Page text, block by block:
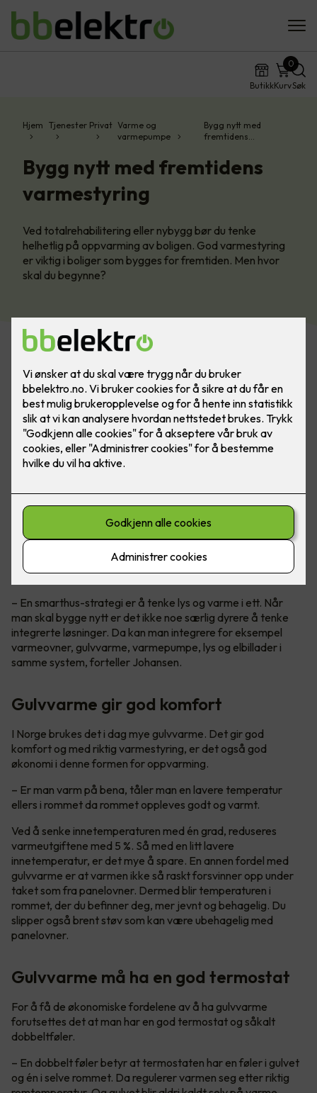
ButikkKurv
0
Søk
Hjem Tjenester Privat Varme og
varmepumpe
Bygg nytt med
fremtidens…
Bygg nytt med fremtidens
varmestyring
Ved totalrehabilitering eller nybygg bør du tenke
helhetlig på oppvarming av boligen. God varmestyring
er viktig i boliger som bygges for fremtiden. Men hvor
skal du begynne?
Smarthus med alt integrert
Teknisk sjef i Micro Matic, Petter Johansen, anbefaler alle å
når man bygger nytt og kan planlegge alt fra
begynnelsen for en god driftsøkonomi.
– En smarthus-strategi er å tenke lys og varme i ett. Når
man skal bygge nytt er det ikke noe særlig dyrere å tenke
integrerte løsninger. Da kan man integrere for eksempel
varmeovner, gulvvarme, varmepumpe, lys og elbillader i
samme system, forteller Johansen.
Gulvvarme gir god komfort
I Norge brukes det i dag mye gulvvarme. Det gir god
komfort og med riktig varmestyring, er det også god
økonomi i denne formen for oppvarming.
– Er man varm på bena, tåler man en lavere temperatur
ellers i rommet da rommet oppleves godt og varmt.
Ved å senke innetemperaturen med én grad, reduseres
varmeutgiftene med 5 %. Så med en litt lavere
innetemperatur, er det mye å spare. En annen fordel med
gulvvarme er at varmen ikke så raskt forsvinner opp under
taket som fra panelovner. Dermed blir temperaturen i
rommet, der du befinner deg, mer jevnt og behagelig. Du
slipper også brent støv som kan være ubehagelig med
panelovner.
Gulvvarme må ha en god termostat
For å få de økonomiske fordelene av å ha gulvvarme
forutsettes det at man har en god termostat og såkalt
dobbeltføler.
– En dobbelt føler betyr at termostaten har en føler i gulvet
og én i selve rommet. Da regulerer varmen seg etter riktig